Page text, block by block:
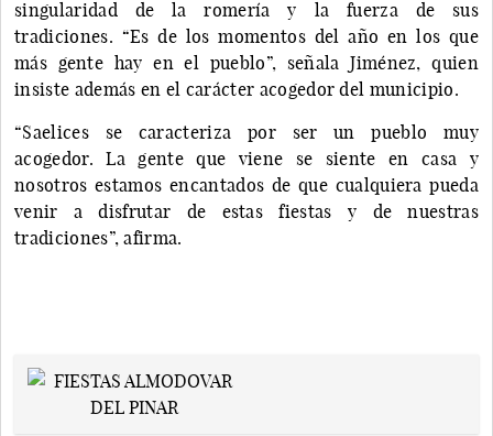
singularidad de la romería y la fuerza de sus
tradiciones. “Es de los momentos del año en los que
más gente hay en el pueblo”, señala Jiménez, quien
insiste además en el carácter acogedor del municipio.
“Saelices se caracteriza por ser un pueblo muy
acogedor. La gente que viene se siente en casa y
nosotros estamos encantados de que cualquiera pueda
venir a disfrutar de estas fiestas y de nuestras
tradiciones”, afirma.